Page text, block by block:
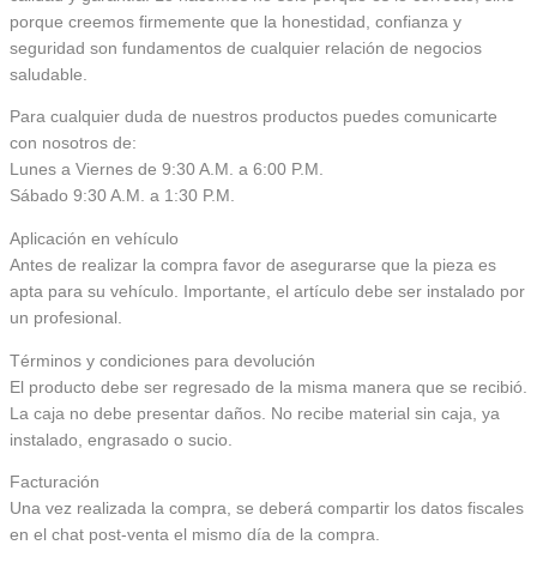
porque creemos firmemente que la honestidad, confianza y
seguridad son fundamentos de cualquier relación de negocios
saludable.
Para cualquier duda de nuestros productos puedes comunicarte
con nosotros de:
Lunes a Viernes de 9:30 A.M. a 6:00 P.M.
Sábado 9:30 A.M. a 1:30 P.M.
Aplicación en vehículo
Antes de realizar la compra favor de asegurarse que la pieza es
apta para su vehículo. Importante, el artículo debe ser instalado por
un profesional.
Términos y condiciones para devolución
El producto debe ser regresado de la misma manera que se recibió.
La caja no debe presentar daños. No recibe material sin caja, ya
instalado, engrasado o sucio.
Facturación
Una vez realizada la compra, se deberá compartir los datos fiscales
en el chat post-venta el mismo día de la compra.